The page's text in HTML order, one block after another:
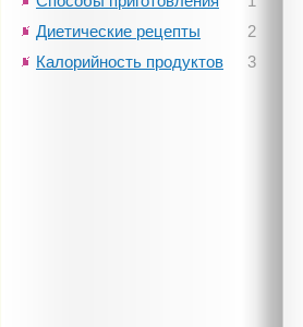
2
Диетические рецепты
3
Калорийность продуктов